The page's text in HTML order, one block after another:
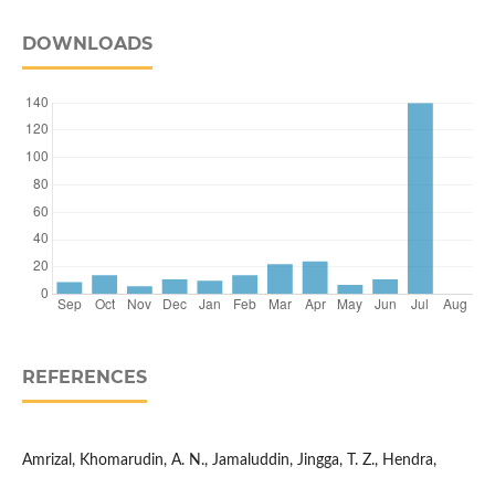
DOWNLOADS
REFERENCES
Amrizal, Khomarudin, A. N., Jamaluddin, Jingga, T. Z., Hendra,